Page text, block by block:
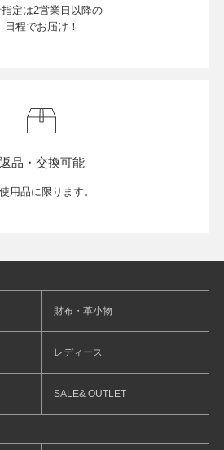
US
指定は2営業日以降の
日程でお届け！
返品・交換可能
用品に限ります。
財布・革小物
レディース
SALE& OUTLET